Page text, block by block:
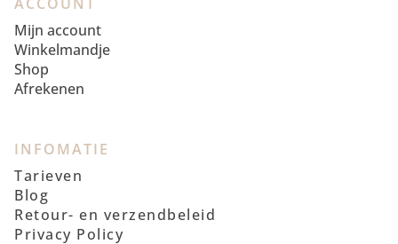
Mijn account
Winkelmandje
Shop
Afrekenen
INFOMATIE
Tarieven
Blog
Retour- en verzendbeleid
Privacy Policy